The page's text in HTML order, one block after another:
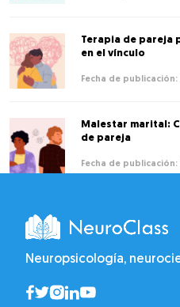
Terapia de pareja
en el vínculo
Malestar marital:
de pareja
Neuropsicología,